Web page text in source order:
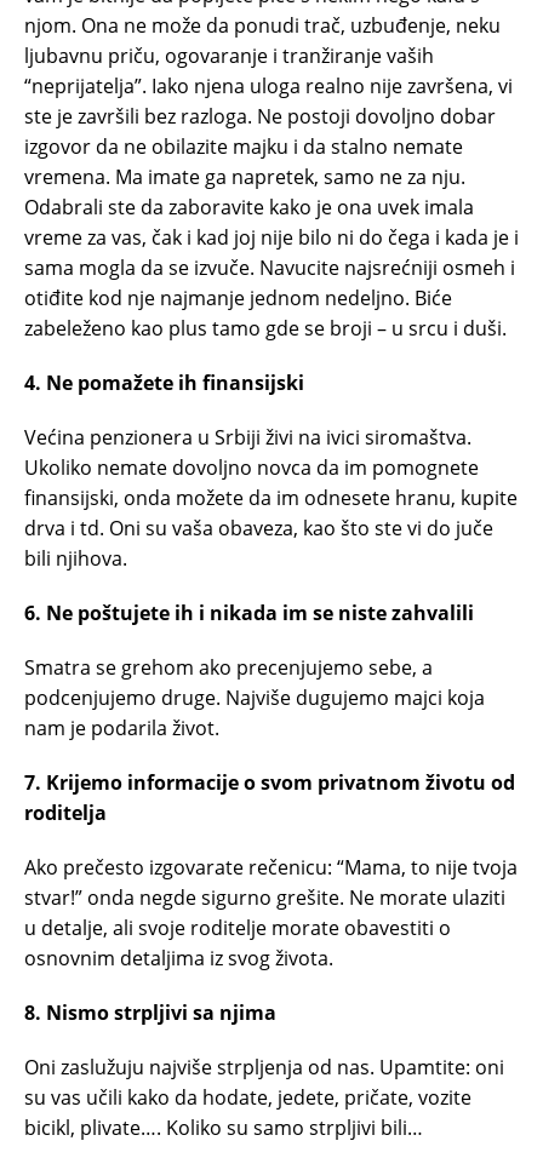
njom. Ona ne može da ponudi trač, uzbuđenje, neku
ljubavnu priču, ogovaranje i tranžiranje vaših
“neprijatelja”. Iako njena uloga realno nije završena, vi
ste je završili bez razloga. Ne postoji dovoljno dobar
izgovor da ne obilazite majku i da stalno nemate
vremena. Ma imate ga napretek, samo ne za nju.
Odabrali ste da zaboravite kako je ona uvek imala
vreme za vas, čak i kad joj nije bilo ni do čega i kada je i
sama mogla da se izvuče. Navucite najsrećniji osmeh i
otiđite kod nje najmanje jednom nedeljno. Biće
zabeleženo kao plus tamo gde se broji – u srcu i duši.
4. Ne pomažete ih finansijski
Većina penzionera u Srbiji živi na ivici siromaštva.
Ukoliko nemate dovoljno novca da im pomognete
finansijski, onda možete da im odnesete hranu, kupite
drva i td. Oni su vaša obaveza, kao što ste vi do juče
bili njihova.
6. Ne poštujete ih i nikada im se niste zahvalili
Smatra se grehom ako precenjujemo sebe, a
podcenjujemo druge. Najviše dugujemo majci koja
nam je podarila život.
7. Krijemo informacije o svom privatnom životu od
roditelja
Ako prečesto izgovarate rečenicu: “Mama, to nije tvoja
stvar!” onda negde sigurno grešite. Ne morate ulaziti
u detalje, ali svoje roditelje morate obavestiti o
osnovnim detaljima iz svog života.
8. Nismo strpljivi sa njima
Oni zaslužuju najviše strpljenja od nas. Upamtite: oni
su vas učili kako da hodate, jedete, pričate, vozite
bicikl, plivate…. Koliko su samo strpljivi bili…